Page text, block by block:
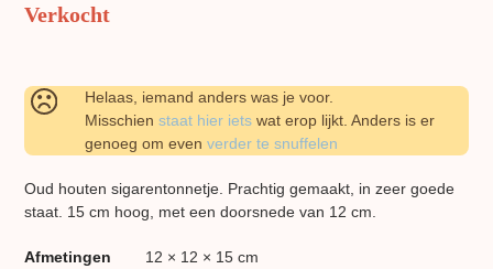
Verkocht
Helaas, iemand anders was je voor.
Misschienstaat hier iets wat erop lijkt. Anders is er
genoeg om evenverder te snuffelen
Oud houten sigarentonnetje. Prachtig gemaakt, in zeer goede
staat. 15 cm hoog, met een doorsnede van 12 cm.
Afmetingen 12 × 12 × 15 cm